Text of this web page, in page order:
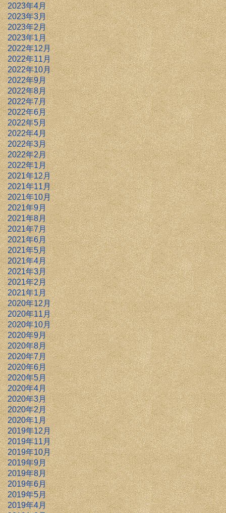
2023年4月
2023年3月
2023年2月
2023年1月
2022年12月
2022年11月
2022年10月
2022年9月
2022年8月
2022年7月
2022年6月
2022年5月
2022年4月
2022年3月
2022年2月
2022年1月
2021年12月
2021年11月
2021年10月
2021年9月
2021年8月
2021年7月
2021年6月
2021年5月
2021年4月
2021年3月
2021年2月
2021年1月
2020年12月
2020年11月
2020年10月
2020年9月
2020年8月
2020年7月
2020年6月
2020年5月
2020年4月
2020年3月
2020年2月
2020年1月
2019年12月
2019年11月
2019年10月
2019年9月
2019年8月
2019年6月
2019年5月
2019年4月